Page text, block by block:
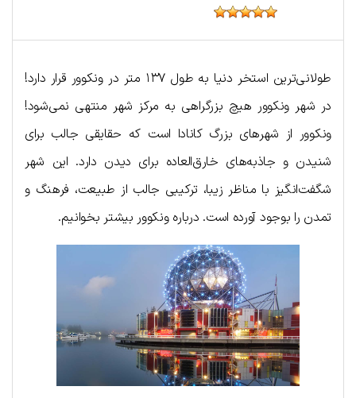
طولانی‌ترین استخر دنیا به طول ۱۳۷ متر در ونکوور قرار دارد!
در شهر ونکوور هیچ بزرگراهی به مرکز شهر منتهی نمی‌شود!
ونکوور از شهرهای بزرگ کانادا است که حقایقی جالب برای
شنیدن و جاذبه‌های خارق‌العاده برای دیدن دارد. این شهر
شگفت‌انگیز با مناظر زیبا، ترکیبی جالب از طبیعت، فرهنگ و
تمدن را بوجود آورده است. درباره ونکوور بیشتر بخوانیم.